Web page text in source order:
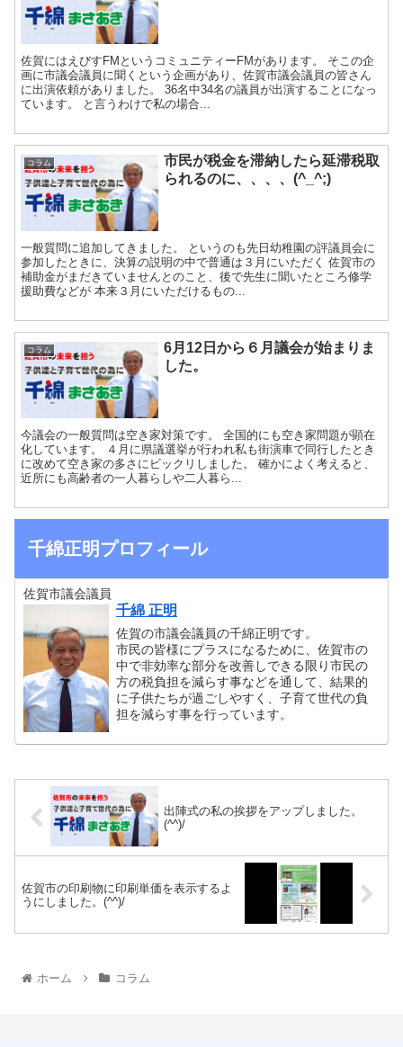
佐賀にはえびすFMというコミュニティーFMがあります。 そこの企
画に市議会議員に聞くという企画があり、佐賀市議会議員の皆さん
に出演依頼がありました。 36名中34名の議員が出演することになっ
ています。 と言うわけで私の場合...
コラム
市民が税金を滞納したら延滞税取
られるのに、、、、(^_^;)
一般質問に追加してきました。 というのも先日幼稚園の評議員会に
参加したときに、決算の説明の中で普通は３月にいただく 佐賀市の
補助金がまだきていませんとのこと、後で先生に聞いたところ修学
援助費などが 本来３月にいただけるもの...
コラム
6月12日から６月議会が始まりま
した。
今議会の一般質問は空き家対策です。 全国的にも空き家問題が顕在
化しています。 ４月に県議選挙が行われ私も街演車で同行したとき
に改めて空き家の多さにビックリしました。 確かによく考えると、
近所にも高齢者の一人暮らしや二人暮ら...
千綿正明プロフィール
佐賀市議会議員
千綿 正明
佐賀の市議会議員の千綿正明です。
市民の皆様にプラスになるために、佐賀市の
中で非効率な部分を改善しできる限り市民の
方の税負担を減らす事などを通して、結果的
に子供たちが過ごしやすく、子育て世代の負
担を減らす事を行っています。
出陣式の私の挨拶をアップしました。
(^^)/
佐賀市の印刷物に印刷単価を表示するよ
うにしました。(^^)/
ホーム コラム